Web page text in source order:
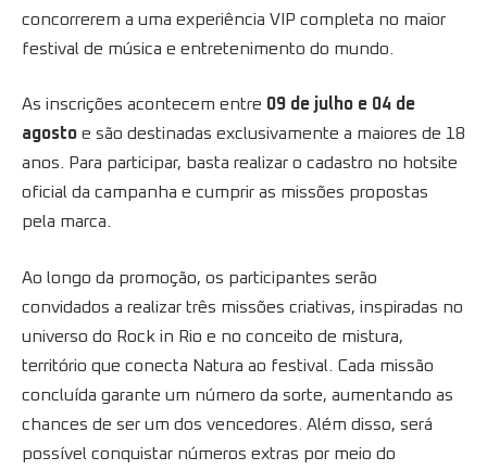
concorrerem a uma experiência VIP completa no maior
festival de música e entretenimento do mundo.
As inscrições acontecem entre 09 de julho e 04 de
agosto e são destinadas exclusivamente a maiores de 18
anos. Para participar, basta realizar o cadastro no hotsite
oficial da campanha e cumprir as missões propostas
pela marca.
Ao longo da promoção, os participantes serão
convidados a realizar três missões criativas, inspiradas no
universo do Rock in Rio e no conceito de mistura,
território que conecta Natura ao festival. Cada missão
concluída garante um número da sorte, aumentando as
chances de ser um dos vencedores. Além disso, será
possível conquistar números extras por meio do